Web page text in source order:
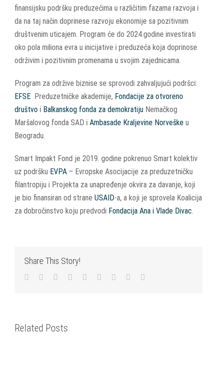
finansijsku podršku preduzećima u različitim fazama razvoja i
da na taj način doprinese razvoju ekonomije sa pozitivnim
društvenim uticajem. Program će do 2024.godine investirati
oko pola miliona evra u inicijative i preduzeća koja doprinose
održivim i pozitivnim promenama u svojim zajednicama.
Program za održive biznise se sprovodi zahvaljujući podršci:
EFSE Preduzetničke akademije, Fondacije za otvoreno
društvo i Balkanskog fonda za demokratiju Nemačkog
Maršalovog fonda SAD i Ambasade Kraljevine Norveške u
Beogradu.
Smart Impakt Fond je 2019. godine pokrenuo Smart kolektiv
uz podršku EVPA – Evropske Asocijacije za preduzetničku
filantropiju i Projekta za unapređenje okvira za davanje, koji
je bio finansiran od strane USAID-a, a koji je sprovela Koalicija
za dobročinstvo koju predvodi Fondacija Ana i Vlade Divac.
Share This Story!
Facebook
TwitterLinkedIn
Reddit WhatsApp
TumblrPinterest
Related Posts